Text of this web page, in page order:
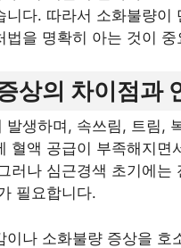
다. 따라서 소화불량이
을 명확히 아는 것이 중
상의 차이점과
생하며, 속쓰림, 트림,
혈액 공급이 부족해지면
러나 심근경색 초기에는
필요합니다.
나 소화불량 증상을 호